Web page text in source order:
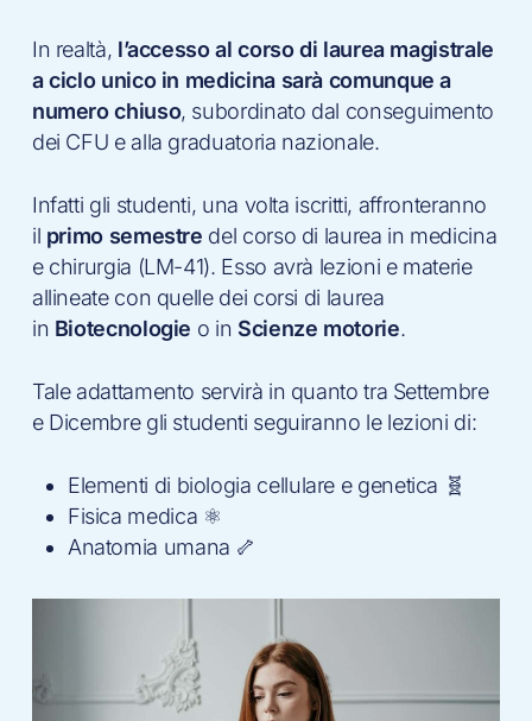
In realtà, l’accesso al corso di laurea magistrale
a ciclo unico in medicina sarà comunque a
numero chiuso, subordinato dal conseguimento
dei CFU e alla graduatoria nazionale.
Infatti gli studenti, una volta iscritti, affronteranno
il primo semestre del corso di laurea in medicina
e chirurgia (LM-41). Esso avrà lezioni e materie
allineate con quelle dei corsi di laurea
in Biotecnologie o in Scienze motorie.
Tale adattamento servirà in quanto tra Settembre
e Dicembre gli studenti seguiranno le lezioni di:
Elementi di biologia cellulare e genetica 🧬
Fisica medica ⚛️
Anatomia umana 🦴